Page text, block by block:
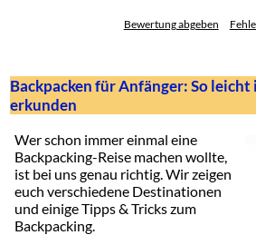
Bewertung abgeben
Backpacken für Anfänger: So leicht
erkunden
Wer schon immer einmal eine
Backpacking-Reise machen wollte,
ist bei uns genau richtig. Wir zeigen
euch verschiedene Destinationen
und einige Tipps & Tricks zum
Backpacking.